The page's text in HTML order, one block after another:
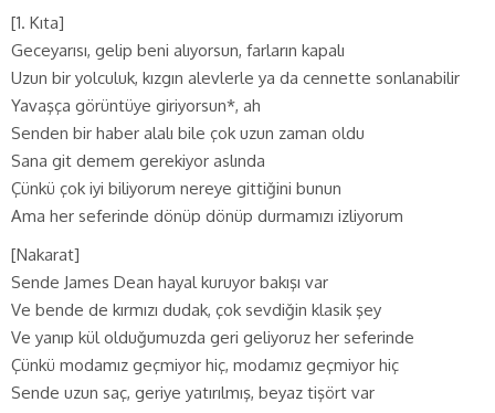
[1. Kıta]
Geceyarısı, gelip beni alıyorsun, farların kapalı
Uzun bir yolculuk, kızgın alevlerle ya da cennette sonlanabilir
Yavaşça görüntüye giriyorsun*, ah
Senden bir haber alalı bile çok uzun zaman oldu
Sana git demem gerekiyor aslında
Çünkü çok iyi biliyorum nereye gittiğini bunun
Ama her seferinde dönüp dönüp durmamızı izliyorum
[Nakarat]
Sende James Dean hayal kuruyor bakışı var
Ve bende de kırmızı dudak, çok sevdiğin klasik şey
Ve yanıp kül olduğumuzda geri geliyoruz her seferinde
Çünkü modamız geçmiyor hiç, modamız geçmiyor hiç
Sende uzun saç, geriye yatırılmış, beyaz tişört var